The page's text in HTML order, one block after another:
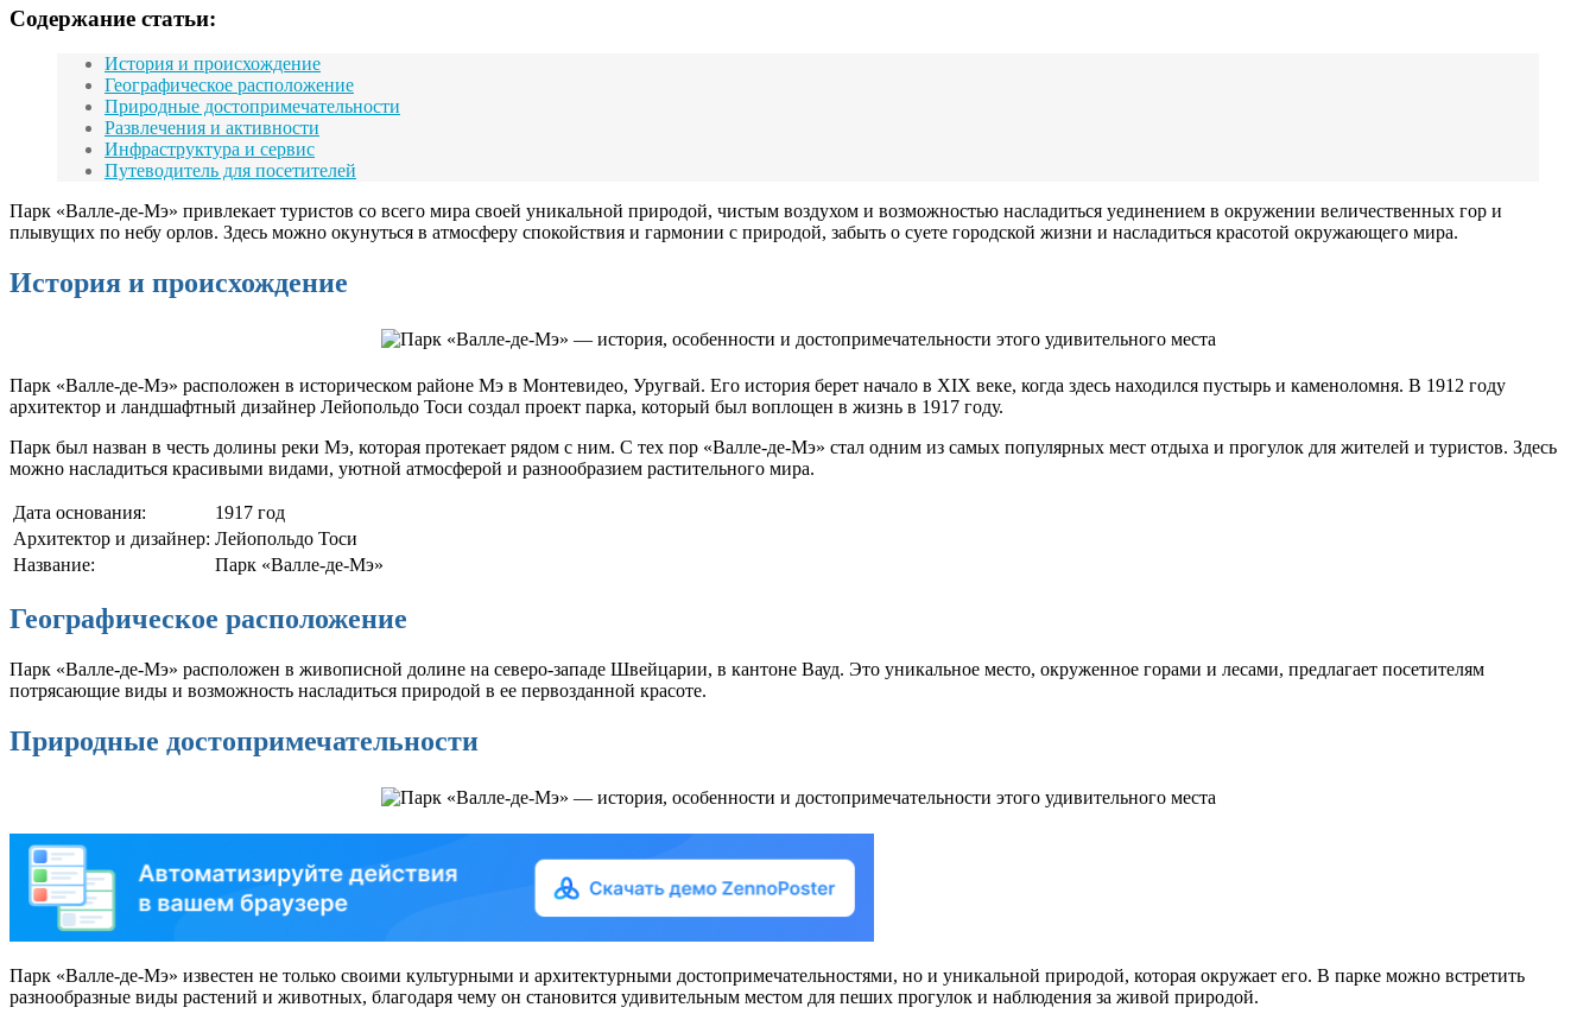
Содержание статьи:
История и происхождение
Географическое расположение
Природные достопримечательности
Развлечения и активности
Инфраструктура и сервис
Путеводитель для посетителей
Парк «Валле-де-Мэ» привлекает туристов со всего мира своей уникальной природой, чистым воздухом и возможностью насладиться уединением в окружении величественных гор и
плывущих по небу орлов. Здесь можно окунуться в атмосферу спокойствия и гармонии с природой, забыть о суете городской жизни и насладиться красотой окружающего мира.
История и происхождение
Парк «Валле-де-Мэ» расположен в историческом районе Мэ в Монтевидео, Уругвай. Его история берет начало в XIX веке, когда здесь находился пустырь и каменоломня. В 1912 году
архитектор и ландшафтный дизайнер Лейопольдо Тоси создал проект парка, который был воплощен в жизнь в 1917 году.
Парк был назван в честь долины реки Мэ, которая протекает рядом с ним. С тех пор «Валле-де-Мэ» стал одним из самых популярных мест отдыха и прогулок для жителей и туристов. Здесь
можно насладиться красивыми видами, уютной атмосферой и разнообразием растительного мира.
Дата основания:
1917 год
Архитектор и дизайнер: Лейопольдо Тоси
Название:
Парк «Валле-де-Мэ»
Географическое расположение
Парк «Валле-де-Мэ» расположен в живописной долине на северо-западе Швейцарии, в кантоне Вауд. Это уникальное место, окруженное горами и лесами, предлагает посетителям
потрясающие виды и возможность насладиться природой в ее первозданной красоте.
Природные достопримечательности
Парк «Валле-де-Мэ» известен не только своими культурными и архитектурными достопримечательностями, но и уникальной природой, которая окружает его. В парке можно встретить
разнообразные виды растений и животных, благодаря чему он становится удивительным местом для пеших прогулок и наблюдения за живой природой.